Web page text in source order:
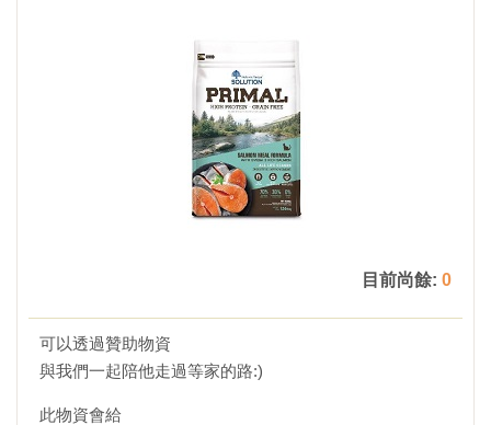
目前尚餘: 0
可以透過贊助物資
與我們一起陪他走過等家的路:)
此物資會給